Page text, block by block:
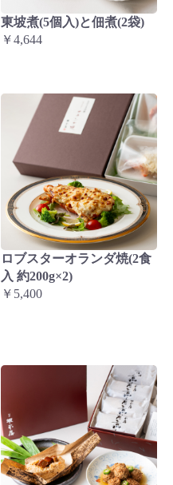
東坡煮(5個入)と佃煮(2袋)
￥4,644
ロブスターオランダ焼(2食
入 約200g×2)
￥5,400